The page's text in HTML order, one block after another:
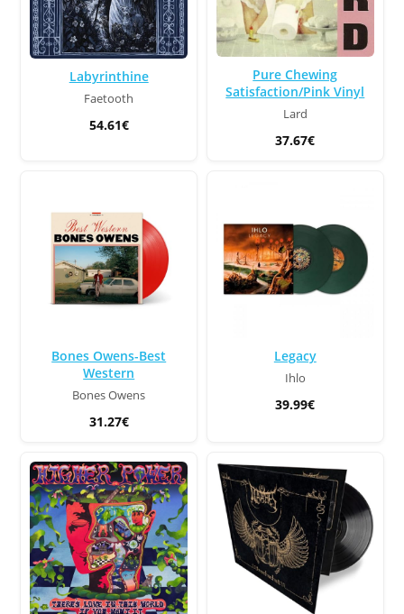
Labyrinthine
Faetooth
54.61€
Pure Chewing
Satisfaction/Pink Vinyl
Lard
37.67€
Bones Owens-Best
Western
Bones Owens
31.27€
Legacy
Ihlo
39.99€